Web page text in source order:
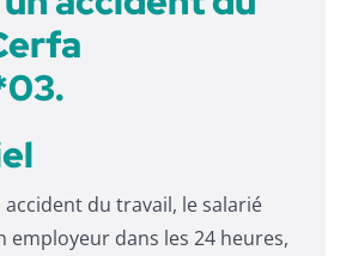
du travail, le salarié
dans les 24 heures,